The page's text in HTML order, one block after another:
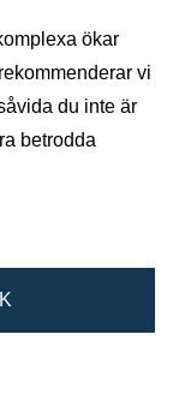
ökar
vi
du inte är
betrodda